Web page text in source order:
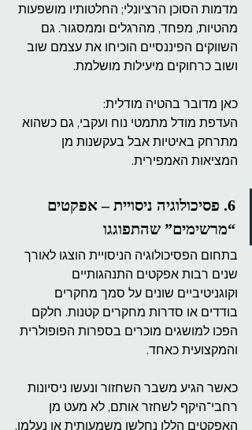
מדמות הסוכן הרציונלי; החלטותיו מושפעות
מהטיות, מפחד, מהרגלים וממסגור. גם
השווקים הפיננסיים הוכיחו את עצמם שוב
ושוב כרחוקים מיעילות מושלמת.
כאן מדובר בהטיה מודלית:
העדפת מודל מתמטי נוח ועקבי, גם כשהוא
מתרחק באיטיות אבל בעקשנות מן
המציאות האמפירית.
6. פסיכולוגיה ניסויית – אפקטים
“מרשימים” שהתפוגגו
בתחום הפסיכולוגיה הניסויית הוצגו לאורך
שנים רבות אפקטים התנהגותיים
וקוגניטיביים שונים על סמך מחקרים
בודדים או סדרות מחקרים קטנות. חלקם
הפכו למושגים מוכרים בספרות הפופולרית
והמקצועית כאחד.
כאשר הגיע משבר השחזור ונעשו ניסיונות
רחבי־היקף לשחזר אותם, לא מעט מן
האפקטים הללו נחלשו משמעותית או נעלמו.